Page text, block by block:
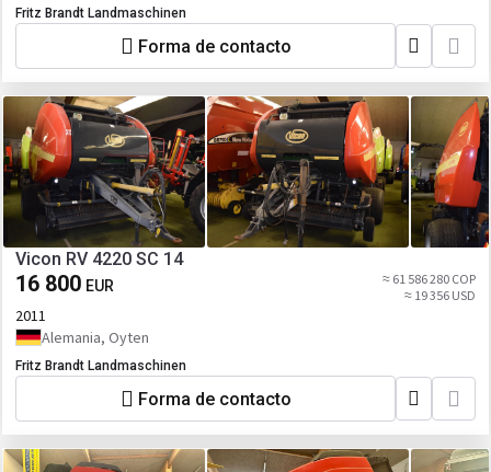
Fritz Brandt Landmaschinen
Forma de contacto
Vicon RV 4220 SC 14
16 800 EUR
≈ 61 586 280 COP
≈ 19 356 USD
2011
Alemania, Oyten
Fritz Brandt Landmaschinen
Forma de contacto